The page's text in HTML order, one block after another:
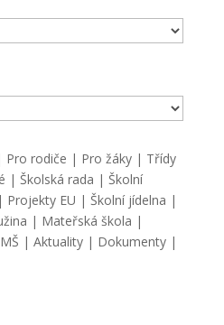
Pro rodiče | Pro žáky| Třídy
| Školská rada | Školní
| Projekty EU | Školní jídelna |
| Mateřská škola |
| Aktuality| Dokumenty|